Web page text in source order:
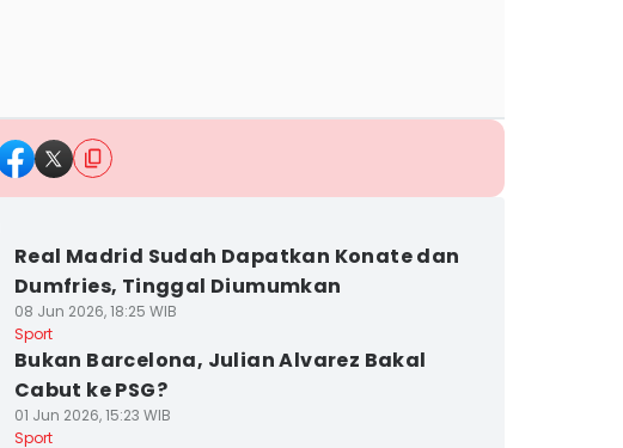
Real Madrid Sudah Dapatkan Konate dan
Dumfries, Tinggal Diumumkan
08 Jun 2026, 18:25 WIB
Sport
Bukan Barcelona, Julian Alvarez Bakal
Cabut ke PSG?
01 Jun 2026, 15:23 WIB
Sport